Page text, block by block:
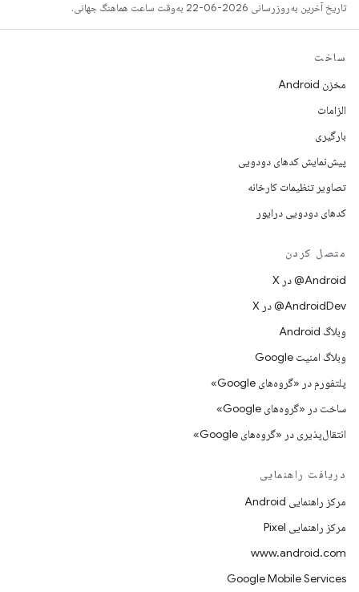
تاریخ آخرین به‌روزرسانی 2026-06-22 به‌وقت ساعت هماهنگ جهانی.
ساخت
مخزن Android
الزامات
بارگیری
پیش‌نمایش کدهای دودویی
تصاویر تنظیمات کارخانه
کدهای دودویی درایور
متصل کردن
‫‎@Android در X
‫‎@AndroidDev در X
وبلاگ Android
وبلاگ امنیت Google
پلتفورم در «گروه‌های Google»
ساخت در «گروه‌های Google»
انتقال‌پذیری در «گروه‌های Google»
دریافت راهنمایی
مرکز راهنمایی Android
مرکز راهنمایی Pixel
www.android.com
Google Mobile Services